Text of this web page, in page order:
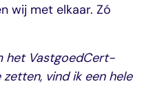
wij met elkaar. Zó
het VastgoedCert-
vind ik een hele